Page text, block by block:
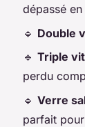
dépassé
🔹 Double
🔹 Triple
perdu
🔹 Verre
parfait